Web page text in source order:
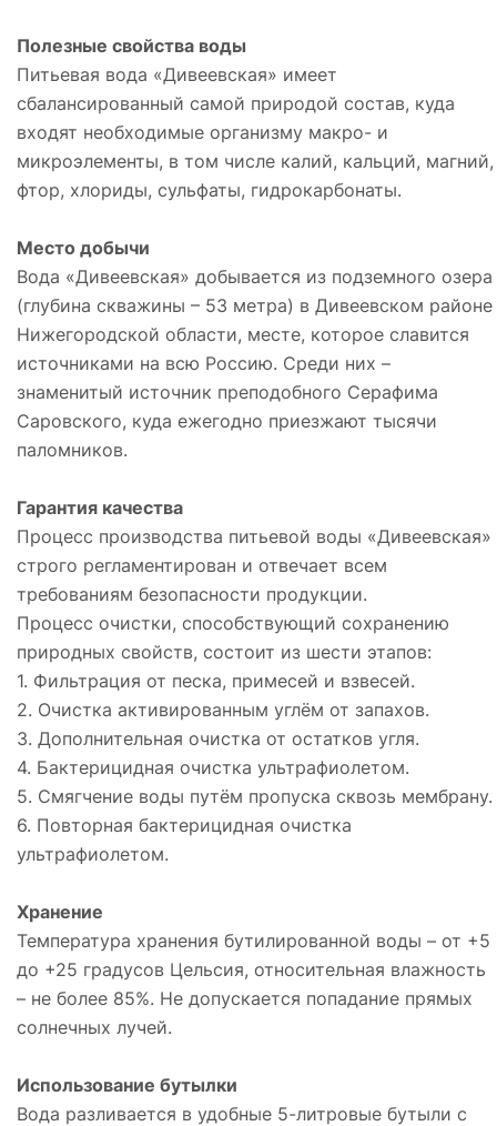
Полезные свойства воды
Питьевая вода «Дивеевская» имеет
сбалансированный самой природой состав, куда
входят необходимые организму макро- и
микроэлементы, в том числе калий, кальций, магний,
фтор, хлориды, сульфаты, гидрокарбонаты.
Место добычи
Вода «Дивеевская» добывается из подземного озера
(глубина скважины – 53 метра) в Дивеевском районе
Нижегородской области, месте, которое славится
источниками на всю Россию. Среди них –
знаменитый источник преподобного Серафима
Саровского, куда ежегодно приезжают тысячи
паломников.
Гарантия качества
Процесс производства питьевой воды «Дивеевская»
строго регламентирован и отвечает всем
требованиям безопасности продукции.
Процесс очистки, способствующий сохранению
природных свойств, состоит из шести этапов:
1. Фильтрация от песка, примесей и взвесей.
2. Очистка активированным углём от запахов.
3. Дополнительная очистка от остатков угля.
4. Бактерицидная очистка ультрафиолетом.
5. Смягчение воды путём пропуска сквозь мембрану.
6. Повторная бактерицидная очистка
ультрафиолетом.
Хранение
Температура хранения бутилированной воды – от +5
до +25 градусов Цельсия, относительная влажность
– не более 85%. Не допускается попадание прямых
солнечных лучей.
Использование бутылки
Вода разливается в удобные 5-литровые бутыли с